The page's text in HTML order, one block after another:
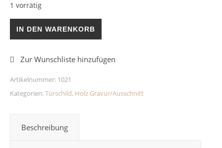
1 vorrätig
Holz Türschild Rosen Menge
IN DEN WARENKORB
Artikelnummer: 1021
Kategorien:Türschild, Holz Gravur/Ausschnitt
Beschreibung